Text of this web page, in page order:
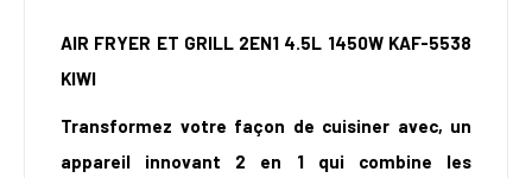
AIR FRYER ET GRILL 2EN1 4.5L 1450W KAF-5538
KIWI
Transformez votre façon de cuisiner avec, un
appareil innovant 2 en 1 qui combine les